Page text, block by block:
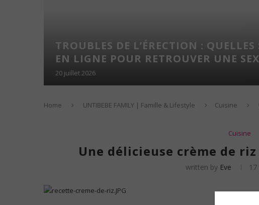
TROUBLES DE L’ÉRECTION :
EN LIGNE POUR RETROUVER UNE
20 juillet 2026
Home UNTIBEBE FAMILY | Famille & Lifestyle Cuisine
Cuisine
Une délicieuse crème de riz
written by Eve